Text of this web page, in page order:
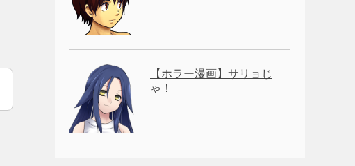
【ホラー漫画】サリョじ
ゃ！